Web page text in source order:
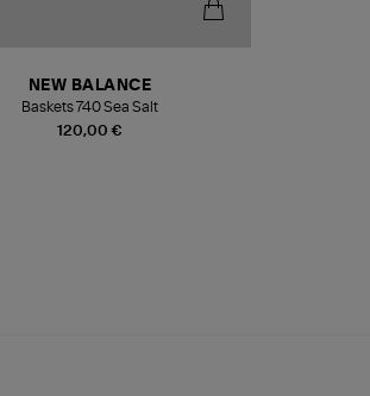
120,00 €
NEW BALANCE
Baskets 740 Sea Salt